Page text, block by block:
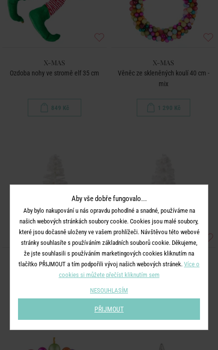
X-MAS
Ozdoba nohy ve stromě elf 35 cm
849 Kč
X-MAS
Věněc ze skleněných koulí 40 cm -
mix
1 290 Kč
X-MAS
Stromeček zasněžený 20 cm
349 Kč
X-MAS
Stromek zasněžený 12 cm
149 Kč
Aby vše dobře fungovalo...
Aby bylo nakupování u nás opravdu pohodlné a snadné, používáme na
našich webových stránkách soubory cookie. Cookies jsou malé soubory,
které jsou dočasně uloženy ve vašem prohlížeči. Návštěvou této webové
stránky souhlasíte s používáním základních souborů cookie. Děkujeme,
že jste souhlasili s používáním marketingových cookies kliknutím na
tlačítko PŘIJMOUT a tím podpořili vývoj našich webových stránek. Více o
cookies si můžete přečíst kliknutím sem
NESOUHLASÍM
PŘIJMOUT